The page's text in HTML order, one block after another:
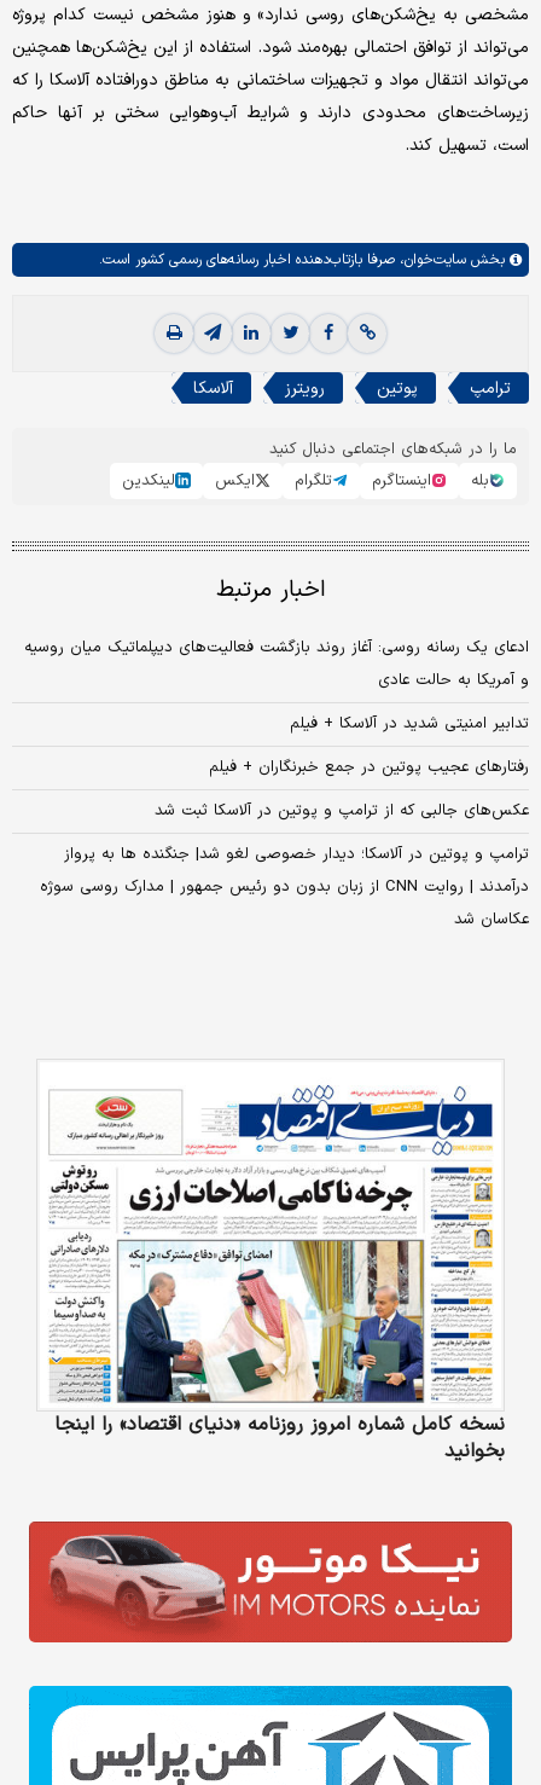
مشخصی به یخ‌شکن‌های روسی ندارد» و هنوز مشخص نیست کدام پروژه
می‌تواند از توافق احتمالی بهره‌مند شود. استفاده از این یخ‌شکن‌ها همچنین
می‌تواند انتقال مواد و تجهیزات ساختمانی به مناطق دورافتاده آلاسکا را که
زیرساخت‌های محدودی دارند و شرایط آب‌وهوایی سختی بر آنها حاکم
است، تسهیل کند.
بخش سایت‌خوان، صرفا بازتاب‌دهنده اخبار رسانه‌های رسمی کشور است.
ترامپ پوتین رویترز آلاسکا
ما را در شبکه‌های اجتماعی دنبال کنید
بله
اینستاگرم تلگرام ایکس لینکدین
اخبار مرتبط
ادعای یک رسانه روسی: آغاز روند بازگشت فعالیت‌های دیپلماتیک میان روسیه
و آمریکا به حالت عادی
تدابیر امنیتی شدید در آلاسکا + فیلم
رفتارهای عجیب پوتین در جمع خبرنگاران + فیلم
عکس‌های جالبی که از ترامپ و پوتین در آلاسکا ثبت شد
ترامپ و پوتین در آلاسکا؛ دیدار خصوصی لغو شد| جنگنده ها به پرواز
درآمدند | روایت CNN از زبان بدون دو رئیس جمهور | مدارک روسی سوژه
عکاسان شد
نسخه کامل شماره امروز روزنامه «دنیای‌ اقتصاد» را اینجا
بخوانید